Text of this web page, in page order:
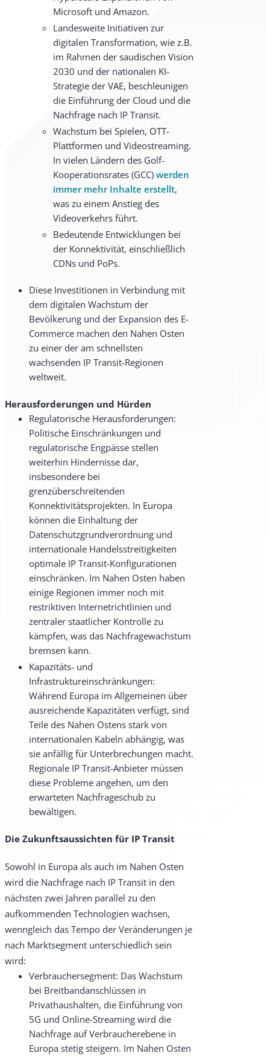
Microsoft und Amazon.
Landesweite Initiativen zur
digitalen Transformation, wie z.B.
im Rahmen der saudischen Vision
2030 und der nationalen KI-
Strategie der VAE, beschleunigen
die Einführung der Cloud und die
Nachfrage nach IP Transit.
Wachstum bei Spielen, OTT-
Plattformen und Videostreaming.
In vielen Ländern des Golf-
Kooperationsrates (GCC) werden
immer mehr Inhalte erstellt,
was zu einem Anstieg des
Videoverkehrs führt.
Bedeutende Entwicklungen bei
der Konnektivität, einschließlich
CDNs und PoPs.
Diese Investitionen in Verbindung mit
dem digitalen Wachstum der
Bevölkerung und der Expansion des E-
Commerce machen den Nahen Osten
zu einer der am schnellsten
wachsenden IP Transit-Regionen
weltweit.
Herausforderungen und Hürden
Regulatorische Herausforderungen:
Politische Einschränkungen und
regulatorische Engpässe stellen
weiterhin Hindernisse dar,
insbesondere bei
grenzüberschreitenden
Konnektivitätsprojekten. In Europa
können die Einhaltung der
Datenschutzgrundverordnung und
internationale Handelsstreitigkeiten
optimale IP Transit-Konfigurationen
einschränken. Im Nahen Osten haben
einige Regionen immer noch mit
restriktiven Internetrichtlinien und
zentraler staatlicher Kontrolle zu
kämpfen, was das Nachfragewachstum
bremsen kann.
Kapazitäts- und
Infrastruktureinschränkungen:
Während Europa im Allgemeinen über
ausreichende Kapazitäten verfügt, sind
Teile des Nahen Ostens stark von
internationalen Kabeln abhängig, was
sie anfällig für Unterbrechungen macht.
Regionale IP Transit-Anbieter müssen
diese Probleme angehen, um den
erwarteten Nachfrageschub zu
bewältigen.
Die Zukunftsaussichten für IP Transit
Sowohl in Europa als auch im Nahen Osten
wird die Nachfrage nach IP Transit in den
nächsten zwei Jahren parallel zu den
aufkommenden Technologien wachsen,
wenngleich das Tempo der Veränderungen je
nach Marktsegment unterschiedlich sein
wird:
Verbrauchersegment: Das Wachstum
bei Breitbandanschlüssen in
Privathaushalten, die Einführung von
5G und Online-Streaming wird die
Nachfrage auf Verbraucherebene in
Europa stetig steigern. Im Nahen Osten